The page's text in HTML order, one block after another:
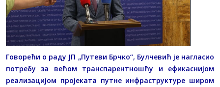
Говорећи о раду ЈП „Путеви Брчко“, Булчевић је нагласио
потребу за већом транспарентношћу и ефикаснијом
реализацијом пројеката путне инфраструктуре широм